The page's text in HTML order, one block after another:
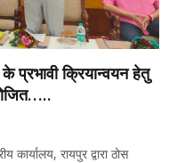
क्रियान्वयन हेतु
कार्यालय, रायपुर द्वारा ठोस